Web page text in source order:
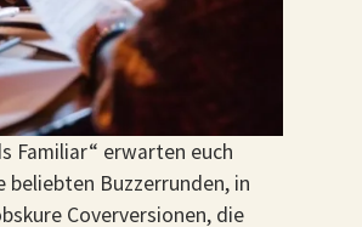
Familiar“ erwarten euch
beliebten Buzzerrunden, in
Coverversionen, die